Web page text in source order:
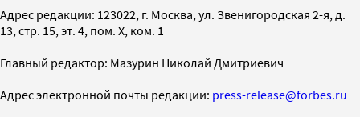
Адрес редакции: 123022, г. Москва, ул. Звенигородская 2-я, д.
13, стр. 15, эт. 4, пом. X, ком. 1
Главный редактор: Мазурин Николай Дмитриевич
Адрес электронной почты редакции: press-release@forbes.ru